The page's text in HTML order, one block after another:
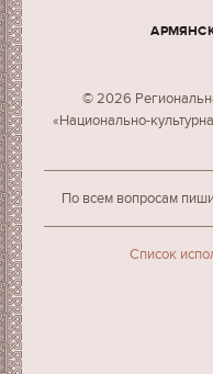
© 2026
«Национально-
По всем вопросам
Cписок